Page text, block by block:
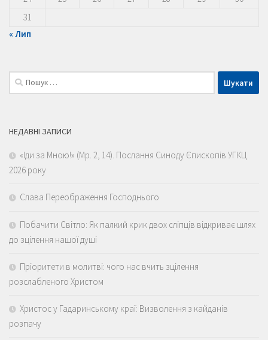
31
« Лип
Пошук:
НЕДАВНІ ЗАПИСИ
«Іди за Мною!» (Мр. 2, 14). Послання Синоду Єпископів УГКЦ
2026 року
Слава Переображення Господнього
Побачити Світло: Як палкий крик двох сліпців відкриває шлях
до зцілення нашої душі
Пріоритети в молитві: чого нас вчить зцілення
розслабленого Христом
Христос у Гадаринському краї: Визволення з кайданів
розпачу